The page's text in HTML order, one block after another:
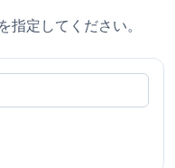
指定してください。